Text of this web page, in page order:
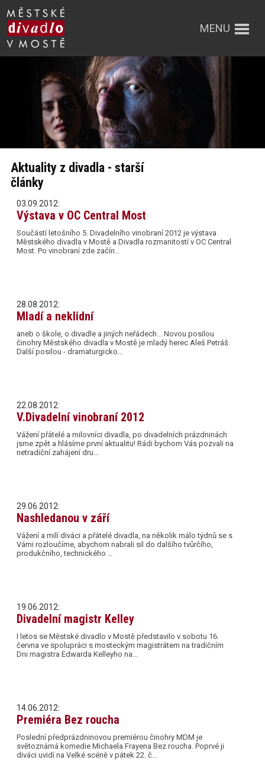
MENU
Aktuality z divadla - starší
články
03.09.2012:
Výstava v OC Central Most
Součástí letošního 5. Divadelního vinobraní 2012 je výstava
Městského divadla v Mostě a Divadla rozmanitostí v OC Central
Most. Po vinobraní zde začín…
28.08.2012:
Mladí a neklidní
aneb o škole, o divadle a jiných neřádech... Novou posilou
činohry Městského divadla v Mostě je mladý herec Aleš Petráš.
Další posilou - dramaturgicko…
22.08.2012:
V.Divadelní vinobraní 2012
Vážení přátelé a milovníci divadla, po divadelních prázdninách
jsme zpět a hlásíme první aktualitu! Rádi bychom Vás pozvali na
netradiční zahájení dru…
29.06.2012:
Nashledanou v září
Vážení a milí diváci a přátelé divadla, na několik málo týdnů se s
Vámi rozloučíme, abychom nabrali sil do dalšího tvůrčího,
produkčního, technického …
19.06.2012:
Divadelní magistr Kelley
I letos se Městské divadlo v Mostě představilo v sobotu 16.
června ve spolupráci s mosteckým magistrátem na tradičním
Dni magistra Edwarda Kelleyho na…
14.06.2012:
Premiéra Bez roucha
Poslední předprázdninovou premiérou činohry MDM je
světoznámá komedie Michaela Frayena Bez roucha. Poprvé ji
diváci uvidí na Velké scéně v pátek 22. č…